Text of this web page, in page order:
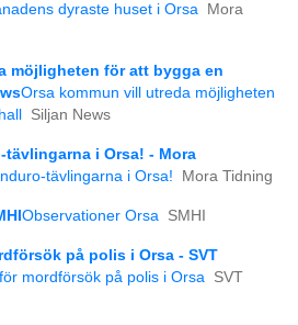
dyraste huset i Orsa
Mora
möjligheten för att bygga en
Orsa kommun vill utreda möjligheten
Siljan News
i Orsa! - Mora
tävlingarna i Orsa! Mora Tidning
Observationer Orsa SMHI
på polis i Orsa - SVT
mordförsök på polis i Orsa SVT